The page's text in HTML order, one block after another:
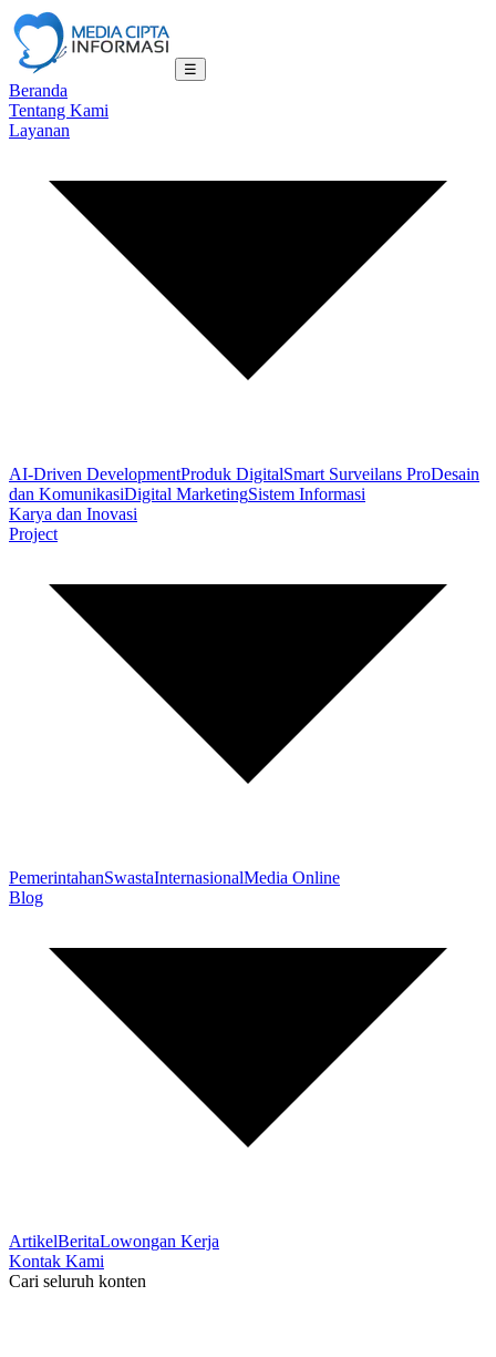
☰
Beranda
Tentang Kami
Layanan
AI-Driven DevelopmentProduk DigitalSmart Surveilans ProDesain
dan KomunikasiDigital MarketingSistem Informasi
Karya dan Inovasi
Project
PemerintahanSwastaInternasionalMedia Online
Blog
ArtikelBeritaLowongan Kerja
Kontak Kami
Cari seluruh konten